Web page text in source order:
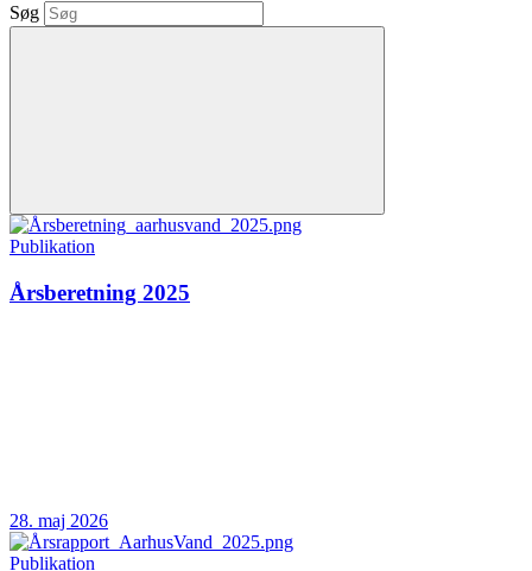
Søg
Publikation
Årsberetning 2025
28. maj 2026
Publikation